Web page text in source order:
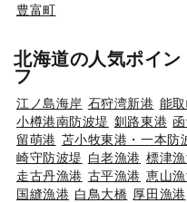
豊富町
北海道の人気ポイ
フ
江ノ島海岸 石狩湾新港 能
小樽港南防波堤 釧路東港
留萌港 苫小牧東港・一本防
崎守防波堤 白老漁港 標津
走古丹漁港 古平漁港 恵山
国縫漁港 白鳥大橋 厚田漁港